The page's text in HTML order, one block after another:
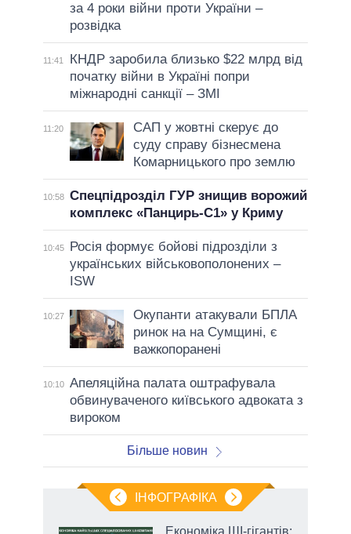
за 4 роки війни проти України –
розвідка
11:41
КНДР заробила близько $22 млрд від
початку війни в Україні попри
міжнародні санкції – ЗМІ
11:20
САП у жовтні скерує до
суду справу бізнесмена
Комарницького про землю
10:58 Спецпідрозділ ГУР знищив ворожий
комплекс «Панцирь-С1» у Криму
10:45
Росія формує бойові підрозділи з
українських військовополонених –
ISW
10:27
Окупанти атакували БПЛА
ринок на на Сумщині, є
важкопоранені
10:10 Апеляційна палата оштрафувала
обвинуваченого київського адвоката з
вироком
Більше новин
ІНФОГРАФІКА
Економіка ШІ-гігантів: